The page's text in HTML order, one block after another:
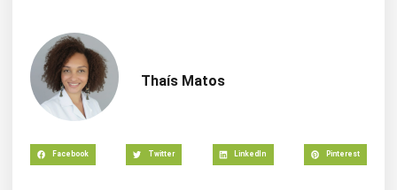
Thaís Matos
Facebook Twitter LinkedIn Pinterest